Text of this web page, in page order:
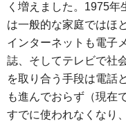
く増えました。1975
は一般的な家庭ではほ
インターネットも電子
誌、そしてテレビで社
を取り合う手段は電話
も進んでおらず（現在
すでに使われなくなり